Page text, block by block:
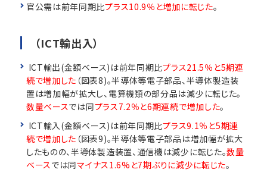
官公需は前年同期比プラス10.9％と増加に転じた。
（ICT輸出入）
ICT輸出(金額ベース)は前年同期比プラス21.5％と5期連
続で増加した （図表8)。半導体等電子部品、半導体製造装
置は増加幅が拡大し、電算機類の部分品は減少に転じた。
数量ベースでは同プラス7.2％と6期連続で増加した。
ICT輸入(金額ベース)は前年同期比プラス9.1％と5期連
続で増加した （図表9)。半導体等電子部品は増加幅が拡大
したものの、半導体製造装置、通信機は減少に転じた。数量
ベース では同マイナス1.6%と7期ぶりに減少に転じた。